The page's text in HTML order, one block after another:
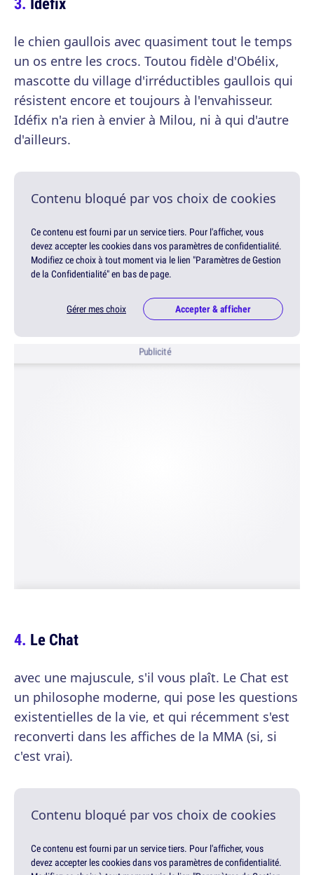
le chien gaullois avec quasiment tout le temps
un os entre les crocs. Toutou fidèle d'Obélix,
mascotte du village d'irréductibles gaullois qui
résistent encore et toujours à l'envahisseur.
Idéfix n'a rien à envier à Milou, ni à qui d'autre
d'ailleurs.
Contenu bloqué par vos choix de cookies
Ce contenu est fourni par un service tiers. Pour l'afficher, vous
devez accepter les cookies dans vos paramètres de confidentialité.
Modifiez ce choix à tout moment via le lien "Paramètres de Gestion
de la Confidentialité" en bas de page.
Gérer mes choix Accepter & afficher
Publicité
Le Chat
avec une majuscule, s'il vous plaît. Le Chat est
un philosophe moderne, qui pose les questions
existentielles de la vie, et qui récemment s'est
reconverti dans les affiches de la MMA (si, si
c'est vrai).
Contenu bloqué par vos choix de cookies
Ce contenu est fourni par un service tiers. Pour l'afficher, vous
devez accepter les cookies dans vos paramètres de confidentialité.